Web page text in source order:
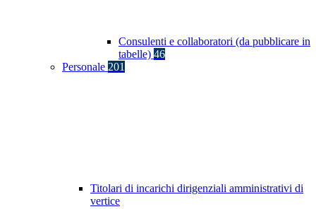
Consulenti e collaboratori (da pubblicare in
tabelle) 46
Personale 201
Titolari di incarichi dirigenziali amministrativi di
vertice